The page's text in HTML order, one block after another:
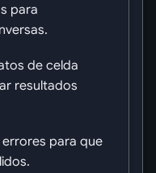
para
de celda
resultados
para que